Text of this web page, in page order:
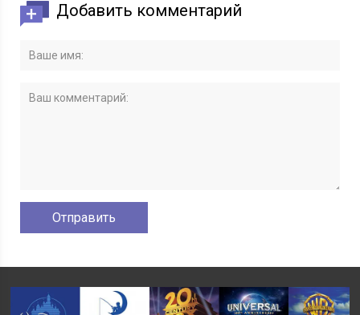
Добавить комментарий